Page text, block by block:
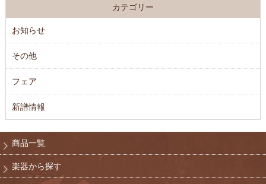
カテゴリー
お知らせ
その他
フェア
新譜情報
商品一覧
楽器から探す